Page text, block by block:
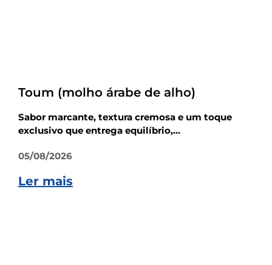
Toum (molho árabe de alho)
Sabor marcante, textura cremosa e um toque
exclusivo que entrega equilíbrio,...
05/08/2026
Ler mais